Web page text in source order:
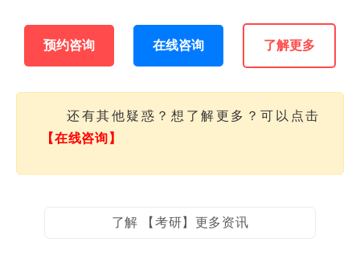
预约咨询 在线咨询 了解更多
还有其他疑惑？想了解更多？可以点击
【在线咨询】
了解 【考研】更多资讯